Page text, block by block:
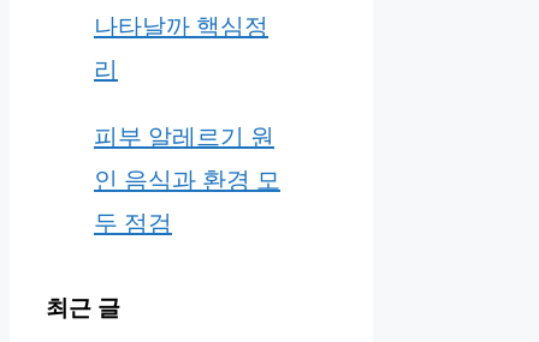
나타날까 핵심정
리
피부 알레르기 원
인 음식과 환경 모
두 점검
최근 글